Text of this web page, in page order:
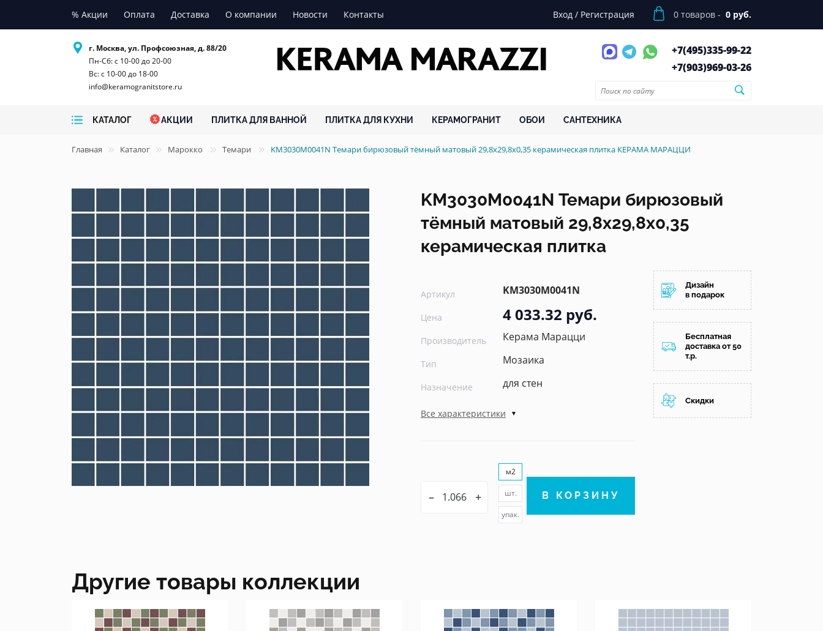
% Акции Оплата Доставка О компании Новости Контакты Вход / Регистрация 0 товаров - 0 руб.
г. Москва, ул. Профсоюзная, д. 88/20
Пн-Сб: с 10-00 до 20-00
Вс: с 10-00 до 18-00
info@keramogranitstore.ru
+7(495)335-99-22
+7(903)969-03-26
КАТАЛОГ АКЦИИ ПЛИТКА ДЛЯ ВАННОЙ ПЛИТКА ДЛЯ КУХНИ КЕРАМОГРАНИТ ОБОИ САНТЕХНИКА
Главная Каталог Марокко Темари KM3030M0041N Темари бирюзовый тёмный матовый 29,8x29,8x0,35 керамическая плитка КЕРАМА МАРАЦЦИ
KM3030M0041N Темари бирюзовый
тёмный матовый 29,8x29,8x0,35
керамическая плитка
Артикул KM3030M0041N
Цена 4 033.32 руб.
Производитель Керама Марацци
Тип Мозаика
Назначение для стен
Все характеристики
– +
м2
шт.
упак.
В КОРЗИНУ
Дизайн
в подарок
Бесплатная
доставка от 50
т.р.
Скидки
Другие товары коллекции